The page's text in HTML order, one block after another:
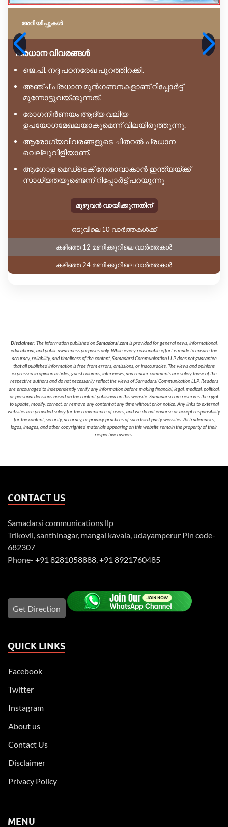
അറിയിപ്പുകള്‍
പ്രധാന വിവരങ്ങൾ
ജെ.പി. നദ്ദ പഠനരേഖ പുറത്തിറക്കി.
അഞ്ച് പ്രധാന മുൻഗണനകളാണ് റിപ്പോർട്ട്
മുന്നോട്ടുവയ്ക്കുന്നത്.
രോഗനിർണയം ആദ്യ വലിയ
ഉപയോഗമേഖലയാകുമെന്ന് വിലയിരുത്തുന്നു.
ആരോഗ്യവിവരങ്ങളുടെ ചിതറൽ പ്രധാന
വെല്ലുവിളിയാണ്.
ആഗോള മെഡ്ടെക് നേതാവാകാൻ ഇന്ത്യയ്ക്ക്
സാധ്യതയുണ്ടെന്ന് റിപ്പോർട്ട് പറയുന്നു
മുഴുവൻ വായിക്കുന്നതിന്
ഒടുവിലെ 10 വാർത്തകൾക്ക്
കഴിഞ്ഞ 12 മണിക്കൂറിലെ വാർത്തകൾ
കഴിഞ്ഞ 24 മണിക്കൂറിലെ വാർത്തകൾ
Disclaimer: The information published onSamadarsi.comis provided for general news, informational,
educational, and public awareness purposes only. While every reasonable effort is made to ensure the
accuracy, reliability, and timeliness of the content, Samadarsi Communication LLP does not guarantee
that all published information is free from errors, omissions, or inaccuracies. The views and opinions
expressed in opinion articles, guest columns, interviews, and reader comments are solely those of the
respective authors and do not necessarily reflect the views of Samadarsi Communication LLP. Readers
are encouraged to independently verify any information before making financial, legal, medical, political,
or personal decisions based on the content published on this website. Samadarsi.com reserves the right
to update, modify, correct, or remove any content at any time without prior notice. Any links to external
websites are provided solely for the convenience of users, and we do not endorse or accept responsibility
for the content, security, accuracy, or privacy practices of such third-party websites. All trademarks,
logos, images, and other copyrighted materials appearing on this website remain the property of their
respective owners.
CONTACT US
Samadarsi communications llp
Trikovil, santhinagar, mangai kavala, udayamperur Pin code-
682307
Phone- +91 8281058888 +91 8921760485
Get Direction
QUICK LINKS
Facebook
Twitter
Instagram
About us
Contact Us
Disclaimer
Privacy Policy
MENU